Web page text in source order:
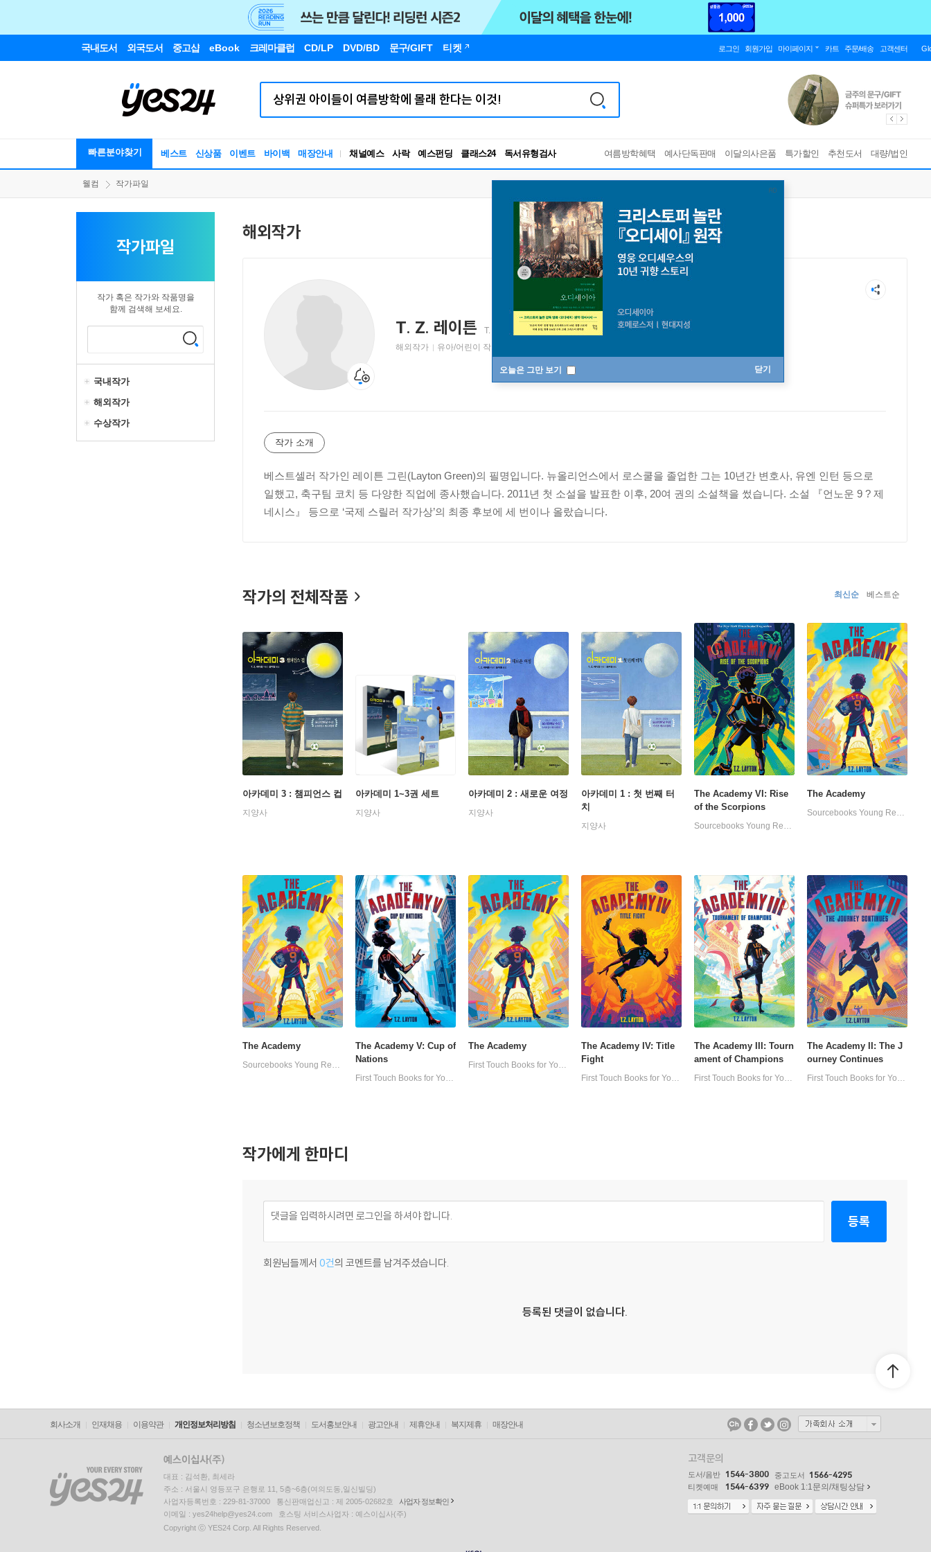
국내도서 외국도서 중고샵 eBook 크레마클럽 CD/LP DVD/BD 문구/GIFT 티켓 로그인 회원가입 마이페이지 카트 주문/배송 고객센터
빠른분야찾기 베스트 신상품 이벤트 바이백 매장안내 채널예스 사락 예스펀딩 클래스24
RBTI Lab
독서유형검사
여름방학혜택 예사단독판매 이달의사은품 특가할인 추천도서 대량/법인
오늘은 그만 보기 닫기
웰컴 작가파일
작가파일
작가 혹은 작가와 작품명을
함께 검색해 보세요.
국내작가
해외작가
수상작가
해외작가
T. Z. 레이튼 T. Z. Layton
레이튼 그린
해외작가
유아/어린이 작가
작가 소개
베스트셀러 작가인 레이튼 그린(Layton Green)의 필명입니다. 뉴올리언스에서 로스쿨을 졸업한 그는 10년간 변호사, 유엔 인턴 등으로
일했고, 축구팀 코치 등 다양한 직업에 종사했습니다. 2011년 첫 소설을 발표한 이후, 20여 권의 소설책을 썼습니다. 소설 『언노운 9 ? 제
네시스』 등으로 ‘국제 스릴러 작가상’의 최종 후보에 세 번이나 올랐습니다.
작가의 전체작품 최신순 베스트순
아카데미 3 : 챔피언스 컵
지양사
아카데미 1~3권 세트
지양사
아카데미 2 : 새로운 여정
지양사
아카데미 1 : 첫 번째 터
치
지양사
The Academy VI: Rise
of the Scorpions
Sourcebooks Young Readers
The Academy
Sourcebooks Young Readers
The Academy
Sourcebooks Young Readers
The Academy V: Cup of
Nations
First Touch Books for Young Readers
The Academy
First Touch Books for Young Readers
The Academy IV: Title
Fight
First Touch Books for Young Readers
The Academy III: Tourn
ament of Champions
First Touch Books for Young Readers
The Academy II: The J
ourney Continues
First Touch Books for Young Readers
작가에게 한마디
등록
회원님들께서 0건의 코멘트를 남겨주셨습니다.
등록된 댓글이 없습니다.
회사소개 인재채용 이용약관 개인정보처리방침 청소년보호정책 도서홍보안내 광고안내 제휴안내 복지제휴 매장안내
대표 : 김석환, 최세라
주소 : 서울시 영등포구 은행로 11, 5층~6층(여의도동,일신빌딩)
사업자등록번호 : 229-81-37000 통신판매업신고 : 제 2005-02682호
사업자 정보확인
이메일 : yes24help@yes24.com 호스팅 서비스사업자 : 예스이십사(주)
Copyright ⓒ YES24 Corp. All Rights Reserved.
고객문의
도서/음반 1544-3800 중고도서 1566-4295
티켓예매 1544-6399 eBook 1:1문의/채팅상담